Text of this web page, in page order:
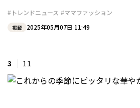
#トレンドニュース #ママファッション
掲載 2025年05月07日 11:49
3 11